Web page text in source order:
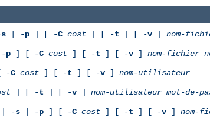
s | -p ] [ -C cost ] [ -t ] [ -v ] nom-
p ] [ -C cost ] [ -t ] [ -v ] nom-fichier
-C cost ] [ -t ] [ -v ] nom-utilisateur
] [ -t ] [ -v ] nom-utilisateur mot-de-
| -s | -p ] [ -C cost ] [ -t ] [ -v ] nom-